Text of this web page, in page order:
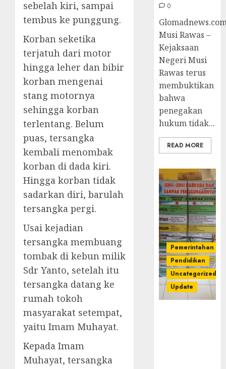
sebelah kiri, sampai
tembus ke punggung.
Korban seketika
terjatuh dari motor
hingga leher dan bibir
korban mengenai
stang motornya
sehingga korban
terlentang. Belum
puas, tersangka
kembali menombak
korban di dada kiri.
Hingga korban tidak
sadarkan diri, barulah
tersangka pergi.
Usai kejadian
tersangka membuang
tombak di kebun milik
Sdr Yanto, setelah itu
tersangka datang ke
rumah tokoh
masyarakat setempat,
yaitu Imam Muhayat.
Kepada Imam
Muhayat, tersangka
0
Musi Rawas –
Kejaksaan
Negeri Musi
Rawas terus
membuktikan
bahwa
penegakan
hukum tidak...
READ MORE
Pemerintahan
Pendidikan
Uncategorized
Update